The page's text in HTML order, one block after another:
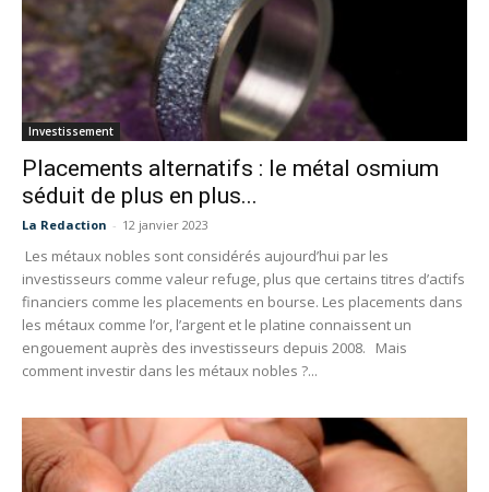
Investissement
Placements alternatifs : le métal osmium
séduit de plus en plus...
La Redaction - 12 janvier 2023
Les métaux nobles sont considérés aujourd’hui par les
investisseurs comme valeur refuge, plus que certains titres d’actifs
financiers comme les placements en bourse. Les placements dans
les métaux comme l’or, l’argent et le platine connaissent un
engouement auprès des investisseurs depuis 2008. Mais
comment investir dans les métaux nobles ?...